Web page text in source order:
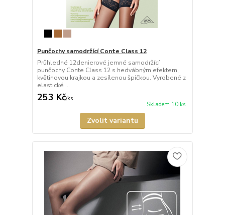
Punčochy samodržící Conte Class 12
Průhledné 12denierové jemné samodržící
punčochy Conte Class 12 s hedvábným efektem,
květinovou krajkou a zesílenou špičkou. Vyrobené z
elastické ...
253 Kč/ks
Skladem 10 ks
Zvolit variantu